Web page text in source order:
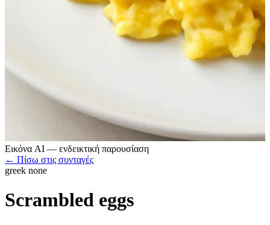
Εικόνα AI — ενδεικτική παρουσίαση
← Πίσω στις συνταγές
greek none
Scrambled eggs